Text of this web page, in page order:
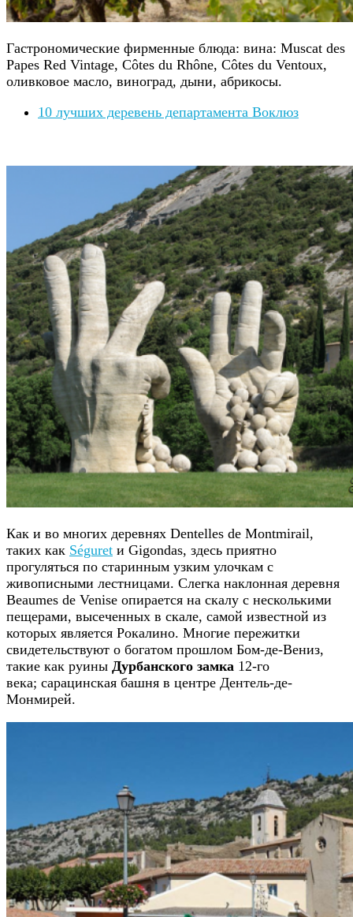
Гастрономические фирменные блюда: вина: Muscat des
Papes Red Vintage, Côtes du Rhône, Côtes du Ventoux,
оливковое масло, виноград, дыни, абрикосы.
10 лучших деревень департамента Воклюз
Как и во многих деревнях Dentelles de Montmirail,
таких как Séguret и Gigondas, здесь приятно
прогуляться по старинным узким улочкам с
живописными лестницами. Слегка наклонная деревня
Beaumes de Venise опирается на скалу с несколькими
пещерами, высеченных в скале, самой известной из
которых является Рокалино. Многие пережитки
свидетельствуют о богатом прошлом Бом-де-Вениз,
такие как руины Дурбанского замка 12-го
века; сарацинская башня в центре Дентель-де-
Монмирей.